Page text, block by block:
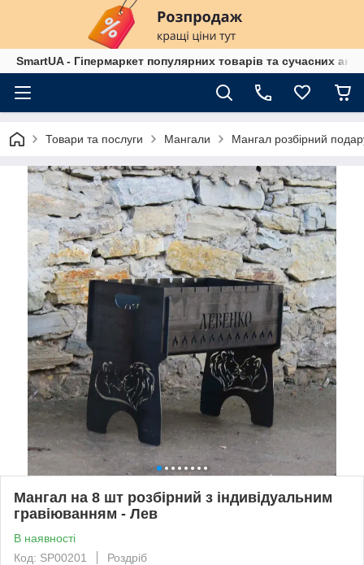
SmartUA - Гіпермаркет популярних товарів та сучасних
Товари та послуги Мангали Мангал розбірний
Мангал на 8 шт розбірний з індивідуальним
гравіюванням - Лев
В наявності
Код: SP00201
Роздріб